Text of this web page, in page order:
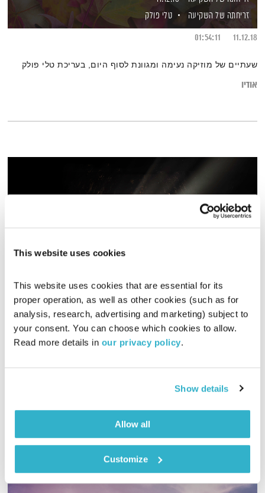
This website uses cookies
This website uses cookies that are essential for its
proper operation, as well as other cookies (such as for
analysis, research, advertising and marketing) subject to
your consent. You can choose which cookies to allow.
Read more details in our privacy policy.
Show details
Allow all
Customize
זריחתה של השקיעה
טלי פולק
11.12.18
01:54:11
שעתיים של מוזיקה נעימה ומגוונת לסוף היום, בעריכת טלי פולק
אודיו
עולם קטן
אורי בנקהלטר
11.09.19
01:56:02